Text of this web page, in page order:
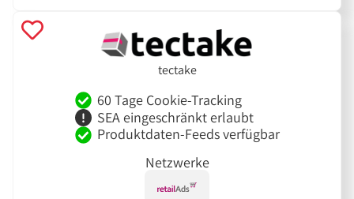
tectake
60 Tage Cookie-Tracking
SEA eingeschränkt erlaubt
Produktdaten-Feeds verfügbar
Netzwerke